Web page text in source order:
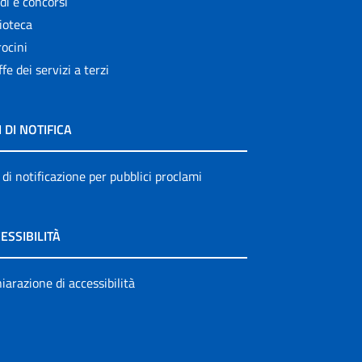
dei servizi a terzi
DI NOTIFICA
notificazione per pubblici proclami
di accessibilità